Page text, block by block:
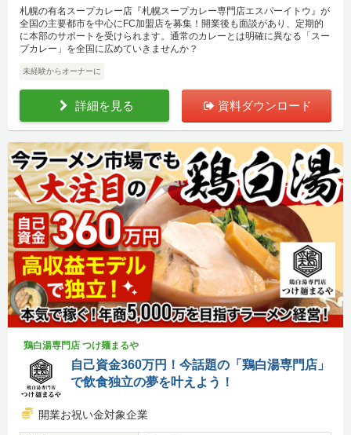
札幌の有名スープカレー店『札幌スープカレー専門店エスパーイトウ』が
全国の主要都市を中心にFC加盟店を募集！開業後も面談があり、定期的
に本部のサポートを受けられます。通常のカレーとは明確に異なる「スー
プカレー」を全国に広めていきませんか？
未経験からオーナーに
詳細を見る 資料ダウンロード
鶏白湯専門店 つけ麺まるや
自己資金360万円！今話題の「鶏白湯専門店」
で飲食独立の夢を叶えよう！
開業お祝い金対象企業